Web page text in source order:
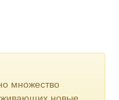
множество